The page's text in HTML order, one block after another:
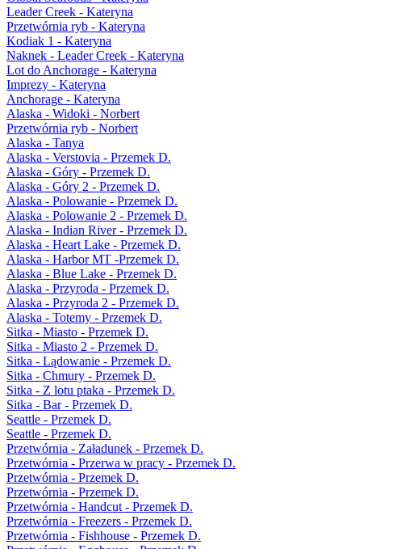
Leader Creek - Kateryna
Przetwórnia ryb - Kateryna
Kodiak 1 - Kateryna
Naknek - Leader Creek - Kateryna
Lot do Anchorage - Kateryna
Imprezy - Kateryna
Anchorage - Kateryna
Alaska - Widoki - Norbert
Przetwórnia ryb - Norbert
Alaska - Tanya
Alaska - Verstovia - Przemek D.
Alaska - Góry - Przemek D.
Alaska - Góry 2 - Przemek D.
Alaska - Polowanie - Przemek D.
Alaska - Polowanie 2 - Przemek D.
Alaska - Indian River - Przemek D.
Alaska - Heart Lake - Przemek D.
Alaska - Harbor MT -Przemek D.
Alaska - Blue Lake - Przemek D.
Alaska - Przyroda - Przemek D.
Alaska - Przyroda 2 - Przemek D.
Alaska - Totemy - Przemek D.
Sitka - Miasto - Przemek D.
Sitka - Miasto 2 - Przemek D.
Sitka - Lądowanie - Przemek D.
Sitka - Chmury - Przemek D.
Sitka - Z lotu ptaka - Przemek D.
Sitka - Bar - Przemek D.
Seattle - Przemek D.
Seattle - Przemek D.
Przetwórnia - Załadunek - Przemek D.
Przetwórnia - Przerwa w pracy - Przemek D.
Przetwórnia - Przemek D.
Przetwórnia - Przemek D.
Przetwórnia - Handcut - Przemek D.
Przetwórnia - Freezers - Przemek D.
Przetwórnia - Fishhouse - Przemek D.